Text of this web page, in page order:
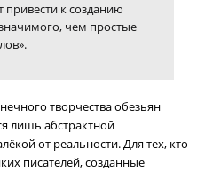
привести к созданию
чем простые
творчества обезьян
лишь абстрактной
от реальности. Для тех, кто
писателей, созданные